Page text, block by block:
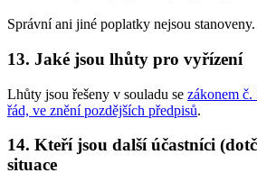
Správní ani jiné poplatky nejsou stanoveny.
13. Jaké jsou lhůty pro vyřízení
Lhůty jsou řešeny v souladu se zákonem č.
řád, ve znění pozdějších předpisů.
14. Kteří jsou další účastníci
situace